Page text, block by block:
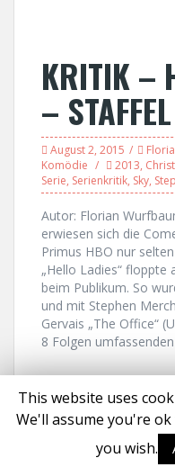
KRITIK –
–
August 2, 2015
Komödie
2013,
Serie, Serienkritik, Sky,
Autor: Florian
erwiesen sich die
Primus HBO nur
„Hello Ladies“ floppte
beim Publikum. So
und mit Stephen
Gervais „The Office“
8 Folgen
Proudly powered by
This website uses
We'll assume you're
you wish.
Social media & sharing